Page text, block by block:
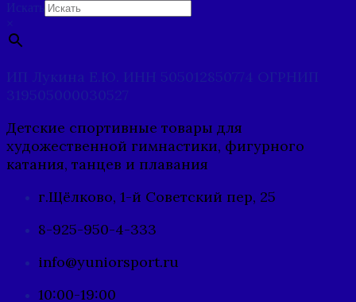
Искать
×
ИП Лукина Е.Ю. ИНН 505012850774 ОГРНИП
319505000030527
Детские спортивные товары для
художественной гимнастики, фигурного
катания, танцев и плавания
г.Щёлково, 1-й Советский пер, 25
8-925-950-4-333
info@yuniorsport.ru
10:00-19:00